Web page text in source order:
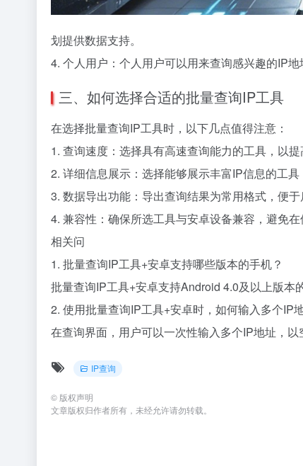
划提供数据支持。
4. 个人用户：个人用户可以用来查询感兴趣的IP地
三、如何选择合适的批量查询IP工具
在选择批量查询IP工具时，以下几点值得注意：
1. 查询速度：选择具有高速查询能力的工具，以提
2. 详细信息展示：选择能够展示丰富IP信息的工具
3. 数据导出功能：导出查询结果为常用格式，便于
4. 兼容性：确保所选工具与安卓设备兼容，避免在
相关问
1. 批量查询IP工具+安卓支持哪些版本的手机？
批量查询IP工具+安卓支持Android 4.0及以上版本
2. 使用批量查询IP工具+安卓时，如何输入多个IP
在查询界面，用户可以一次性输入多个IP地址，
IP查询
© 版权声明
文章版权归作者所有，未经允许请勿转载。